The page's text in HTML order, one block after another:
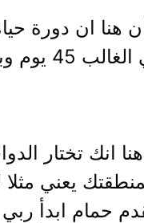
هنا ان دورة
بسيطة في
انك تختار
يعني مثلا
حمام ابدأ